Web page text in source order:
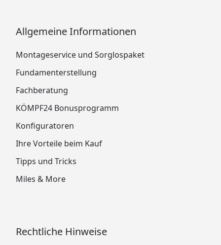
Allgemeine Informationen
Montageservice und Sorglospaket
Fundamenterstellung
Fachberatung
KÖMPF24 Bonusprogramm
Konfiguratoren
Ihre Vorteile beim Kauf
Tipps und Tricks
Miles & More
Rechtliche Hinweise